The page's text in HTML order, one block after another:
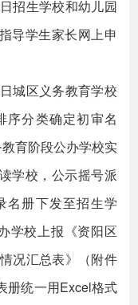
招生学校和幼儿园
导学生家长网上申
城区义务教育学校
序分类确定初审名
育阶段公办学校实
学校，公示摇号派
名册下发至招生学
学校上报《资阳区
况汇总表》（附件
册统一用Excel格式